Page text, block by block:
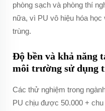
phòng sạch và phòng thí
nữa, vì PU vô hiệu hóa
trùng.
Độ bền và khả năng
môi trường sử dụng
Các thử nghiệm trong
PU chịu được 50.000 +